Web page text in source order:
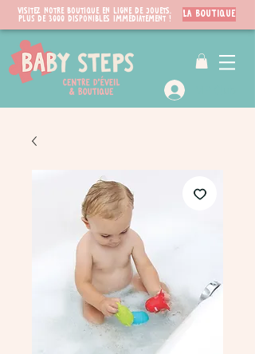
Visitez notre boutique en ligne de jouets.
PLUS de 3000 disponibles immédiatement !
LA BOUTIQUE